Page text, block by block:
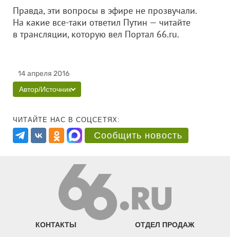
Правда, эти вопросы в эфире не прозвучали.
На какие все-таки ответил Путин — читайте
в трансляции, которую вел Портал 66.ru.
14 апреля 2016
Автор/Источник
ЧИТАЙТЕ НАС В СОЦСЕТЯХ:
Сообщить новость
КОНТАКТЫ ОТДЕЛ ПРОДАЖ